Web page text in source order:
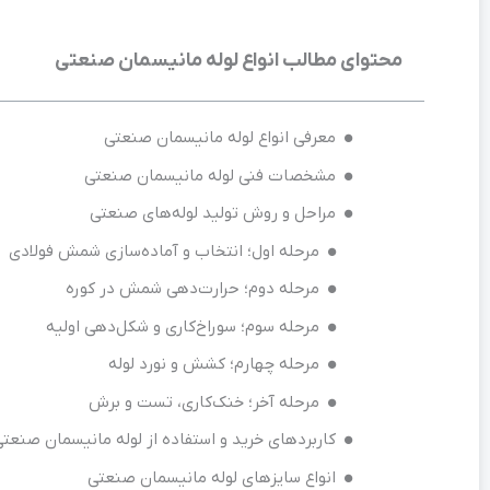
محتوای مطالب انواع لوله مانیسمان صنعتی
معرفی انواع لوله مانیسمان صنعتی
مشخصات فنی لوله مانیسمان صنعتی
مراحل و روش تولید لوله‌های صنعتی
مرحله اول؛ انتخاب و آماده‌سازی شمش فولادی
مرحله دوم؛ حرارت‌دهی شمش در کوره
مرحله سوم؛ سوراخ‌کاری و شکل‌دهی اولیه
مرحله چهارم؛ کشش و نورد لوله
مرحله آخر؛ خنک‌کاری، تست و برش
کاربردهای خرید و استفاده از لوله مانیسمان
انواع سایزهای لوله مانیسمان صنعتی